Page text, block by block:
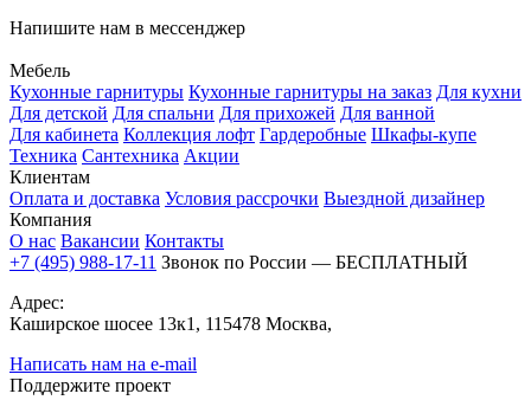
Напишите нам в мессенджер
Мебель
Кухонные гарнитуры Кухонные гарнитуры на заказ Для кухни
Для детской Для спальни Для прихожей Для ванной
Для кабинета Коллекция лофт Гардеробные Шкафы-купе
Техника Сантехника Акции
Клиентам
Оплата и доставка Условия рассрочки Выездной дизайнер
Компания
О нас Вакансии Контакты
+7 (495) 988-17-11 Звонок по России — БЕСПЛАТНЫЙ
Адрес:
Каширское шосее 13к1, 115478 Москва,
Написать нам на e-mail
Поддержите проект